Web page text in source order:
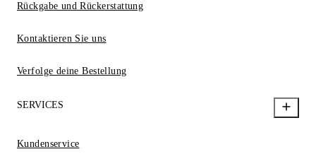
Rückgabe und Rückerstattung
Kontaktieren Sie uns
Verfolge deine Bestellung
SERVICES
Kundenservice